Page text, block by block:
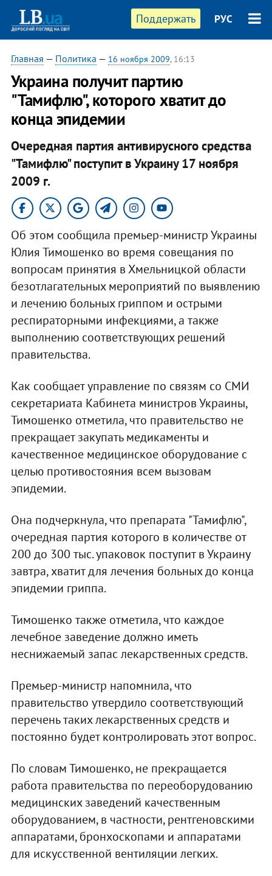
Поддержать РУС
Главная — Политика — 16 ноября 2009, 16:13
Украина получит партию
"Тамифлю", которого хватит до
конца эпидемии
Очередная партия антивирусного средства
"Тамифлю" поступит в Украину 17 ноября
2009 г.
Об этом сообщила премьер-министр Украины
Юлия Тимошенко во время совещания по
вопросам принятия в Хмельницкой области
безотлагательных мероприятий по выявлению
и лечению больных гриппом и острыми
респираторными инфекциями, а также
выполнению соответствующих решений
правительства.
Как сообщает управление по связям со СМИ
секретариата Кабинета министров Украины,
Тимошенко отметила, что правительство не
прекращает закупать медикаменты и
качественное медицинское оборудование с
целью противостояния всем вызовам
эпидемии.
Она подчеркнула, что препарата "Тамифлю",
очередная партия которого в количестве от
200 до 300 тыс. упаковок поступит в Украину
завтра, хватит для лечения больных до конца
эпидемии гриппа.
Тимошенко также отметила, что каждое
лечебное заведение должно иметь
неснижаемый запас лекарственных средств.
Премьер-министр напомнила, что
правительство утвердило соответствующий
перечень таких лекарственных средств и
постоянно будет контролировать этот вопрос.
По словам Тимошенко, не прекращается
работа правительства по переоборудованию
медицинских заведений качественным
оборудованием, в частности, рентгеновскими
аппаратами, бронхоскопами и аппаратами
для искусственной вентиляции легких.